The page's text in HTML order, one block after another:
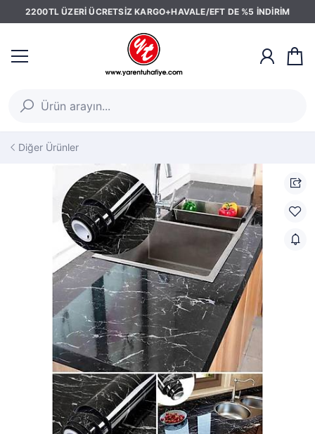
2200TL ÜZERİ ÜCRETSİZ KARGO+HAVALE/EFT DE %5 İNDİRİM
Diğer Ürünler